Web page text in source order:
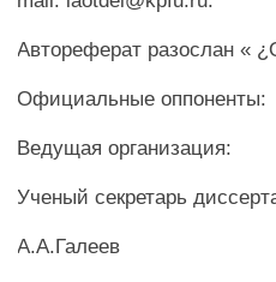
Автореферат разослан «
Официальные оппоненты:
Ведущая организация:
Ученый секретарь
А.А.Галеев